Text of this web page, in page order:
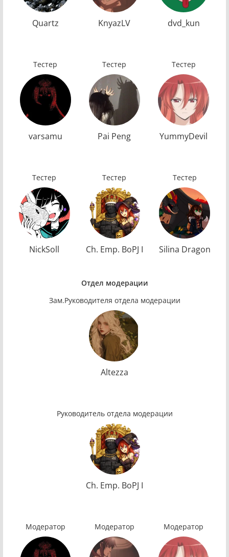
Quartz KnyazLV dvd_kun
Тестер
varsamu
Тестер
Pai Peng
Тестер
YummyDevil
Тестер
NickSoll
Тестер
Ch. Emp. BoPJ I
Тестер
Silina Dragon
Отдел модерации
Зам.Руководителя отдела модерации
Altezza
Руководитель отдела модерации
Ch. Emp. BoPJ I
Модератор Модератор Модератор